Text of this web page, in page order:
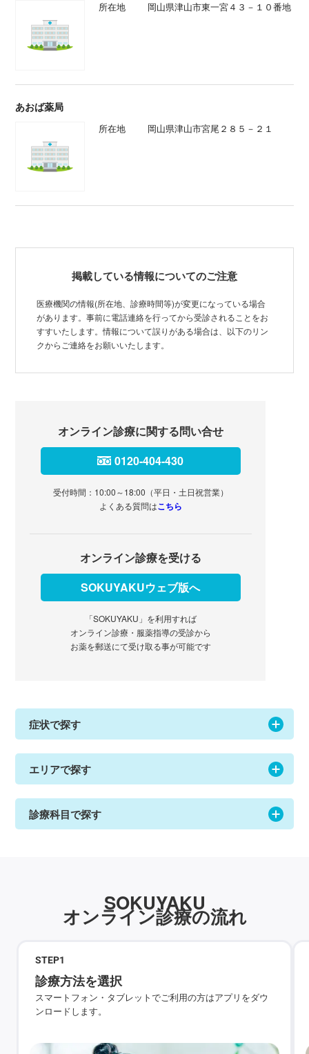
所在地 岡山県津山市東一宮４３－１０番地
あおば薬局
所在地 岡山県津山市宮尾２８５－２１
掲載している情報についてのご注意
医療機関の情報(所在地、診療時間等)が変更になっている場合
があります。事前に電話連絡を行ってから受診されることをお
すすいたします。情報について誤りがある場合は、以下のリン
クからご連絡をお願いいたします。
オンライン診療に関する問い合せ
0120-404-430
受付時間：10:00～18:00（平日・土日祝営業）
よくある質問はこちら
オンライン診療を受ける
SOKUYAKUウェブ版へ
「SOKUYAKU」を利用すれば
オンライン診療・服薬指導の受診から
お薬を郵送にて受け取る事が可能です
症状で探す
エリアで探す
診療科目で探す
SOKUYAKU
オンライン診療の流れ
STEP1
診療方法を選択
スマートフォン・タブレットでご利用の方はアプリをダウ
ンロードします。